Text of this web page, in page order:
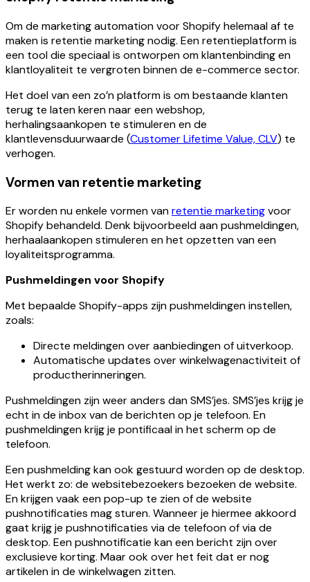
Om de marketing automation voor Shopify helemaal af te
maken is retentie marketing nodig. Een retentieplatform is
een tool die speciaal is ontworpen om klantenbinding en
klantloyaliteit te vergroten binnen de e-commerce sector.
Het doel van een zo’n platform is om bestaande klanten
terug te laten keren naar een webshop,
herhalingsaankopen te stimuleren en de
klantlevensduurwaarde (Customer Lifetime Value, CLV) te
verhogen.
Vormen van retentie marketing
Er worden nu enkele vormen vanretentie marketingvoor
Shopify behandeld. Denk bijvoorbeeld aan pushmeldingen,
herhaalaankopen stimuleren en het opzetten van een
loyaliteitsprogramma.
Pushmeldingen voor Shopify
Met bepaalde Shopify-apps zijn pushmeldingen instellen,
zoals:
Directe meldingen over aanbiedingen of uitverkoop.
Automatische updates over winkelwagenactiviteit of
productherinneringen.
Pushmeldingen zijn weer anders dan SMS’jes. SMS’jes krijg je
echt in de inbox van de berichten op je telefoon. En
pushmeldingen krijg je pontificaal in het scherm op de
telefoon.
Een pushmelding kan ook gestuurd worden op de desktop.
Het werkt zo: de websitebezoekers bezoeken de website.
En krijgen vaak een pop-up te zien of de website
pushnotificaties mag sturen. Wanneer je hiermee akkoord
gaat krijg je pushnotificaties via de telefoon of via de
desktop. Een pushnotificatie kan een bericht zijn over
exclusieve korting. Maar ook over het feit dat er nog
artikelen in de winkelwagen zitten.